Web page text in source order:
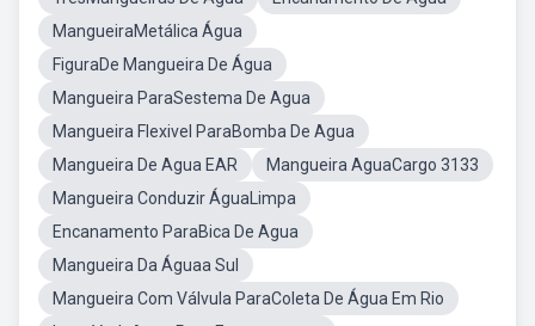
MangueiraMetálica Água
FiguraDe Mangueira De Água
Mangueira ParaSestema De Agua
Mangueira Flexivel ParaBomba De Agua
Mangueira De Agua EAR
Mangueira AguaCargo 3133
Mangueira Conduzir ÁguaLimpa
Encanamento ParaBica De Agua
Mangueira Da Águaa Sul
Mangueira Com Válvula ParaColeta De Água Em Rio